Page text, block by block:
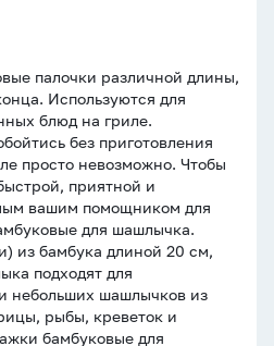
палочки различной длины,
Используются для
блюд на гриле.
без приготовления
просто невозможно. Чтобы
приятной и
вашим помощником для
для шашлычка.
из бамбука длиной 20 см,
подходят для
небольших шашлычков из
рыбы, креветок и
бамбуковые для